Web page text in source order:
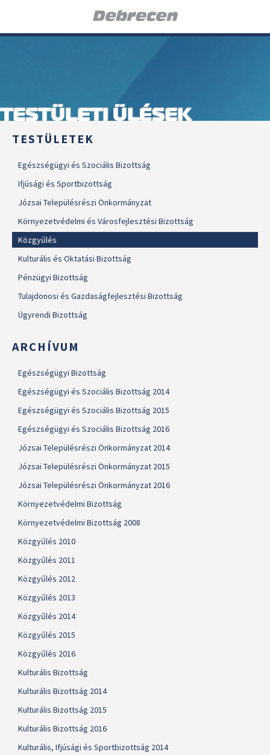
TESTÜLETI ÜLÉSEK
TESTÜLETEK
Egészségügyi és Szociális Bizottság
Ifjúsági és Sportbizottság
Józsai Településrészi Önkormányzat
Környezetvédelmi és Városfejlesztési Bizottság
Közgyűlés
Kulturális és Oktatási Bizottság
Pénzügyi Bizottság
Tulajdonosi és Gazdaságfejlesztési Bizottság
Ügyrendi Bizottság
ARCHÍVUM
Egészségügyi Bizottság
Egészségügyi és Szociális Bizottság 2014
Egészségügyi és Szociális Bizottság 2015
Egészségügyi és Szociális Bizottság 2016
Józsai Településrészi Önkormányzat 2014
Józsai Településrészi Önkormányzat 2015
Józsai Településrészi Önkormányzat 2016
Környezetvédelmi Bizottság
Környezetvédelmi Bizottság 2008
Közgyűlés 2010
Közgyűlés 2011
Közgyűlés 2012
Közgyűlés 2013
Közgyűlés 2014
Közgyűlés 2015
Közgyűlés 2016
Kulturális Bizottság
Kulturális Bizottság 2014
Kulturális Bizottság 2015
Kulturális Bizottság 2016
Kulturális, Ifjúsági és Sportbizottság 2014